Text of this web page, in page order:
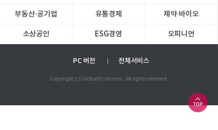
부동산·공기업 유통경제 제약∙바이오
소상공인 ESG경영 오피니언
PC 버전 전체서비스
Copyright (c) Global Economic. All rights reserved.